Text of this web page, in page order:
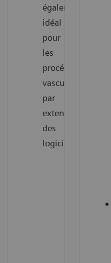
également
idéal
pour
les
procédures
vasculaires
par
extension
des
logiciels.